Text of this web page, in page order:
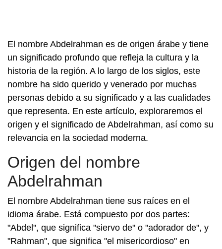
El nombre Abdelrahman es de origen árabe y tiene
un significado profundo que refleja la cultura y la
historia de la región. A lo largo de los siglos, este
nombre ha sido querido y venerado por muchas
personas debido a su significado y a las cualidades
que representa. En este artículo, exploraremos el
origen y el significado de Abdelrahman, así como su
relevancia en la sociedad moderna.
Origen del nombre
Abdelrahman
El nombre Abdelrahman tiene sus raíces en el
idioma árabe. Está compuesto por dos partes:
"Abdel", que significa "siervo de" o "adorador de", y
"Rahman", que significa "el misericordioso" en